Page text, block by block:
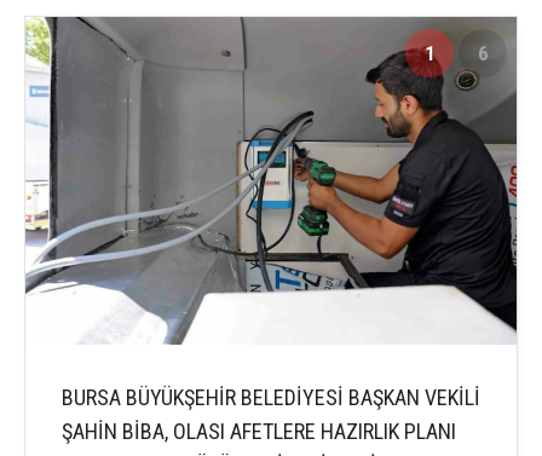
1 6
BURSA BÜYÜKŞEHİR BELEDİYESİ BAŞKAN VEKİLİ
ŞAHİN BİBA, OLASI AFETLERE HAZIRLIK PLANI